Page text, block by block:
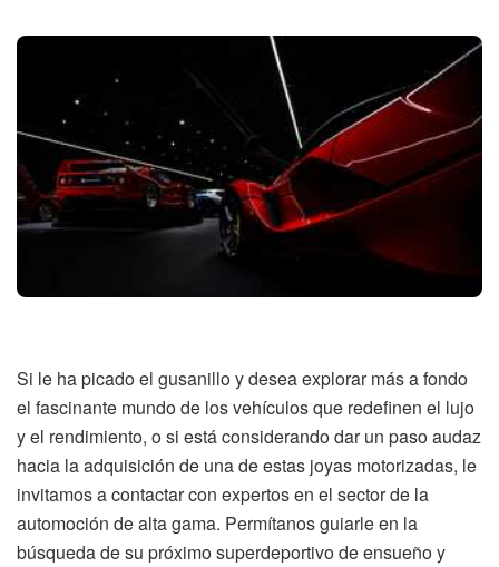
Si le ha picado el gusanillo y desea explorar más a fondo
el fascinante mundo de los vehículos que redefinen el lujo
y el rendimiento, o si está considerando dar un paso audaz
hacia la adquisición de una de estas joyas motorizadas, le
invitamos a contactar con expertos en el sector de la
automoción de alta gama. Permítanos guiarle en la
búsqueda de su próximo superdeportivo de ensueño y